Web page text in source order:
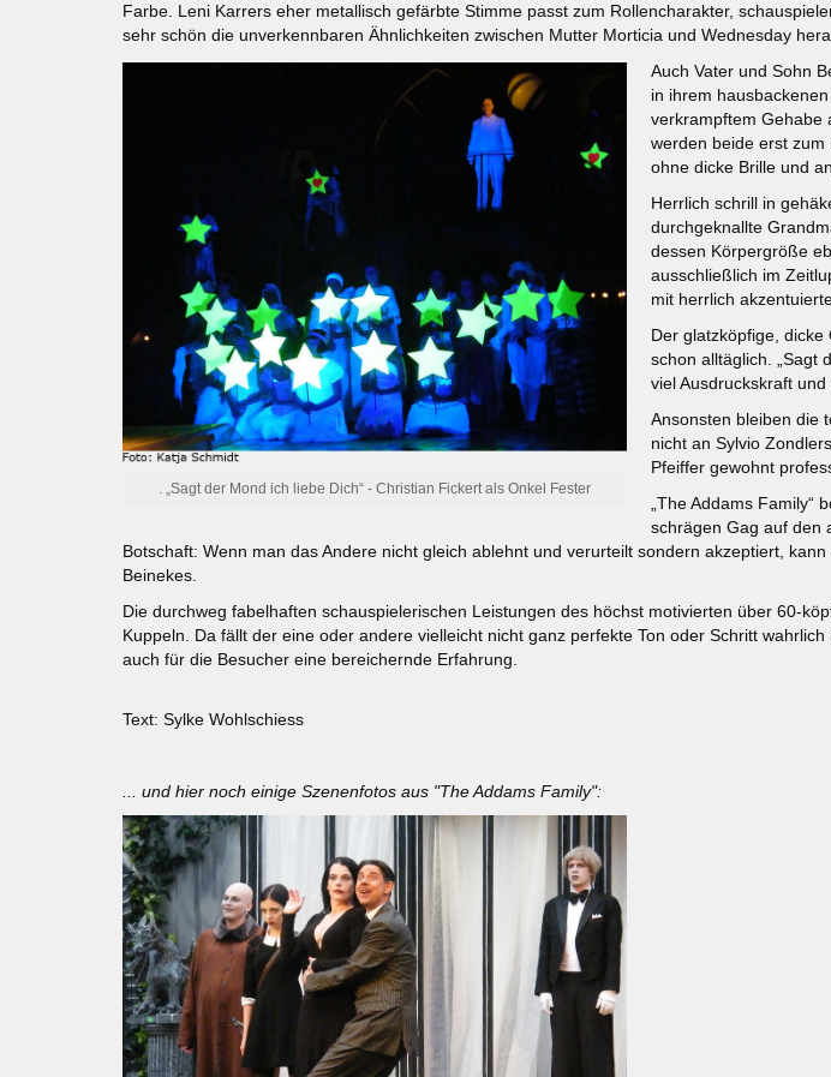
Farbe. Leni Karrers eher metallisch gefärbte Stimme passt zum Rollencharakter,
sehr schön die unverkennbaren Ähnlichkeiten zwischen Mutter Morticia und Wednesday
. „Sagt der Mond ich liebe Dich“ - Christian Fickert als Onkel Fester
Auch Vater und Sohn
in ihrem
verkrampftem Gehabe
werden beide erst zum
ohne dicke Brille und
Herrlich schrill in
durchgeknallte
dessen Körpergröße
ausschließlich im
mit herrlich
Der glatzköpfige,
schon alltäglich. „Sagt
viel Ausdruckskraft
Ansonsten bleiben die
nicht an Sylvio
Pfeiffer gewohnt
„The Addams
schrägen Gag auf den
Botschaft: Wenn man das Andere nicht gleich ablehnt und verurteilt sondern akzeptiert,
Beinekes.
Die durchweg fabelhaften schauspielerischen Leistungen des höchst motivierten über 60-
Kuppeln. Da fällt der eine oder andere vielleicht nicht ganz perfekte Ton oder Schritt
auch für die Besucher eine bereichernde Erfahrung.
Text: Sylke Wohlschiess
... und hier noch einige Szenenfotos aus "The Addams Family":